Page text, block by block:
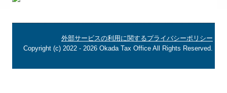
外部サービスの利用に関するプライバシーポリシー
Copyright (c) 2022 - 2026 Okada Tax Office All Rights Reserved.